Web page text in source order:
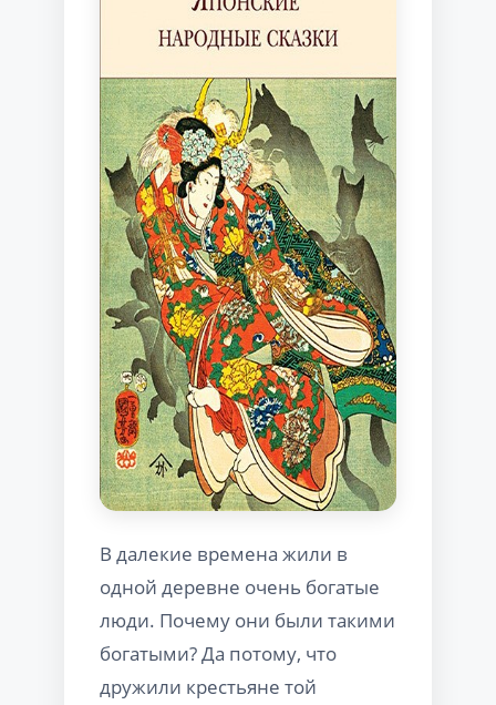
В далекие времена жили в
одной деревне очень богатые
люди. Почему они были такими
богатыми? Да потому, что
дружили крестьяне той